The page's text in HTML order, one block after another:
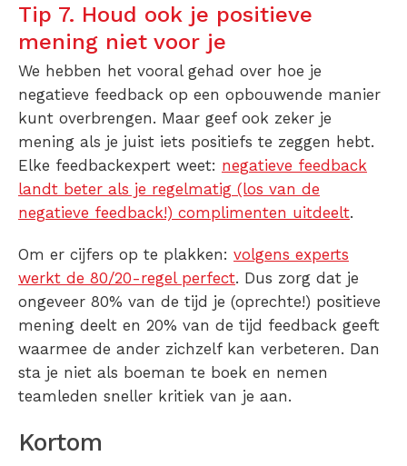
Tip 7. Houd ook je positieve
mening niet voor je
We hebben het vooral gehad over hoe je
negatieve feedback op een opbouwende manier
kunt overbrengen. Maar geef ook zeker je
mening als je juist iets positiefs te zeggen hebt.
Elke feedbackexpert weet: negatieve feedback
landt beter als je regelmatig (los van de
negatieve feedback!) complimenten uitdeelt.
Om er cijfers op te plakken: volgens experts
werkt de 80/20-regel perfect. Dus zorg dat je
ongeveer 80% van de tijd je (oprechte!) positieve
mening deelt en 20% van de tijd feedback geeft
waarmee de ander zichzelf kan verbeteren. Dan
sta je niet als boeman te boek en nemen
teamleden sneller kritiek van je aan.
Kortom